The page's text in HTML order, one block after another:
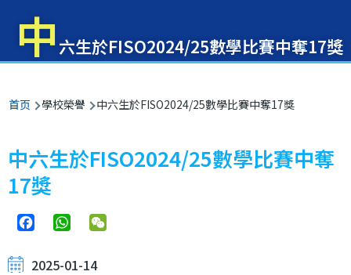
中 六生於FISO2024/25數學比賽中奪17獎
面
包
屑
首页 學校榮譽 中六生於FISO2024/25數學比賽中奪17獎
中六生於FISO2024/25數學比賽中奪
17獎
FacebookWhatsApp
2025-01-14